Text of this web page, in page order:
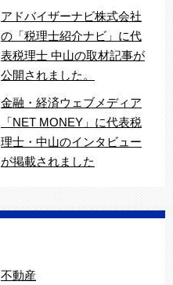
アドバイザーナビ株式会社
の「税理士紹介ナビ」に代
表税理士 中山の取材記事が
公開されました。
金融・経済ウェブメディア
「NET MONEY」に代表税
理士・中山のインタビュー
が掲載されました
不動産